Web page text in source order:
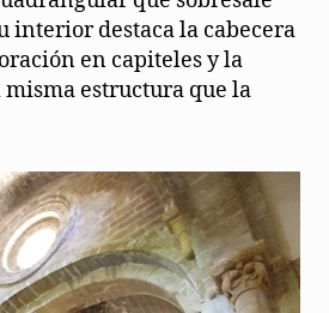
interior destaca la cabecera
en capiteles y la
estructura que la